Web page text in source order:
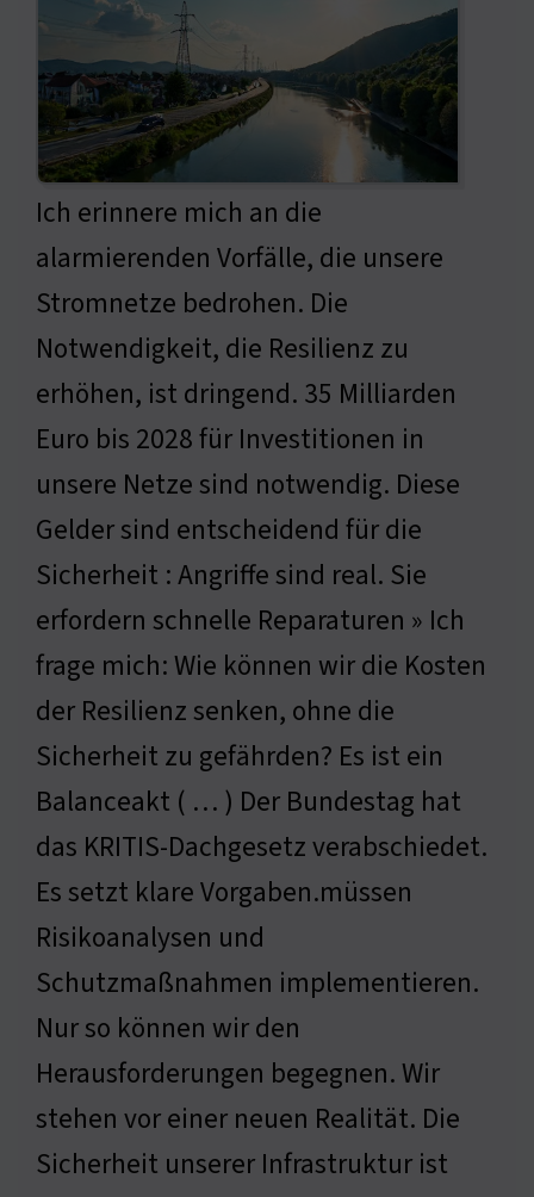
Ich erinnere mich an die
alarmierenden Vorfälle, die unsere
Stromnetze bedrohen. Die
Notwendigkeit, die Resilienz zu
erhöhen, ist dringend. 35 Milliarden
Euro bis 2028 für Investitionen in
unsere Netze sind notwendig. Diese
Gelder sind entscheidend für die
Sicherheit : Angriffe sind real. Sie
erfordern schnelle Reparaturen » Ich
frage mich: Wie können wir die Kosten
der Resilienz senken, ohne die
Sicherheit zu gefährden? Es ist ein
Balanceakt ( … ) Der Bundestag hat
das KRITIS-Dachgesetz verabschiedet.
Es setzt klare Vorgaben.müssen
Risikoanalysen und
Schutzmaßnahmen implementieren.
Nur so können wir den
Herausforderungen begegnen. Wir
stehen vor einer neuen Realität. Die
Sicherheit unserer Infrastruktur ist